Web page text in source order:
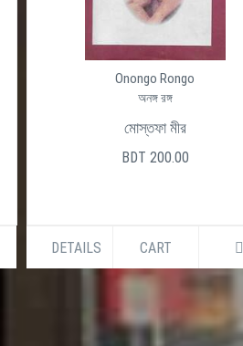
Onongo Rongo
অনঙ্গ রঙ্গ
মোস্তফা মীর
BDT 200.00
DETAILS CART